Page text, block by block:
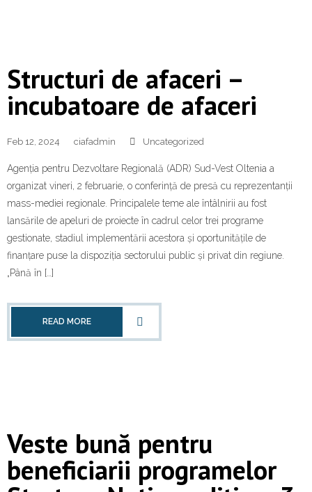
Structuri de afaceri –
incubatoare de afaceri
Feb 12, 2024 ciafadmin Uncategorized
Agenția pentru Dezvoltare Regională (ADR) Sud-Vest Oltenia a
organizat vineri, 2 februarie, o conferință de presă cu reprezentanții
mass-mediei regionale. Principalele teme ale întâlnirii au fost
lansările de apeluri de proiecte în cadrul celor trei programe
gestionate, stadiul implementării acestora și oportunitățile de
finanțare puse la dispoziția sectorului public și privat din regiune.
„Până în […]
READ MORE
Veste bună pentru
beneficiarii programelor